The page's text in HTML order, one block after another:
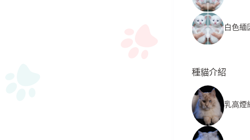
白色緬
種貓介紹
乳高煙